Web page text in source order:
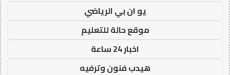
يو ان بي الرياضي
موقع حالة للتعليم
اخبار 24 ساعة
هيدب فنون وترفيه